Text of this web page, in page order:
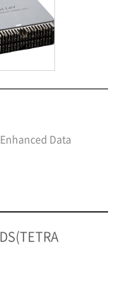
Enhanced Data